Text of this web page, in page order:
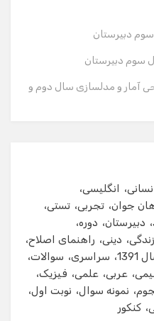
دبیرستان
سوم دبیرستان
آمار و مدلسازی سال دوم و
انگلیسی
جوان تجربی تستی
دبیرستان
دوره
دینی
راهنمای اصلاح
1391 سراسری
سوالات
عربی علمی
فیزیک
نمونه سوال
نوبت اول
کنکور